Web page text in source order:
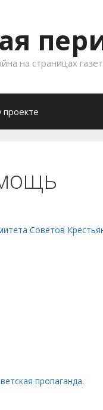
на страницах газет
Советов
пропаганда.